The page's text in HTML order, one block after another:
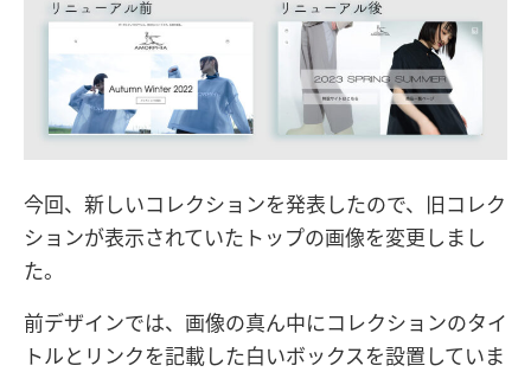
今回、新しいコレクションを発表したので、旧コレク
ションが表示されていたトップの画像を変更しまし
た。
前デザインでは、画像の真ん中にコレクションのタイ
トルとリンクを記載した白いボックスを設置していま